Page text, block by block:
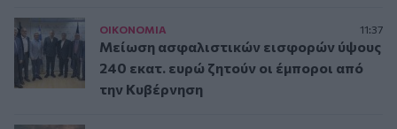
ΟΙΚΟΝΟΜΙΑ 11:37
Μείωση ασφαλιστικών εισφορών ύψους
240 εκατ. ευρώ ζητούν οι έμποροι από
την Κυβέρνηση